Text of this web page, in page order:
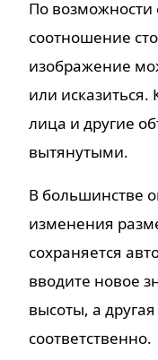
По возможности
соотношение
изображение
или исказиться.
лица и другие
вытянутыми.
В большинстве
изменения
сохраняется
вводите новое
высоты, а
соответственно.